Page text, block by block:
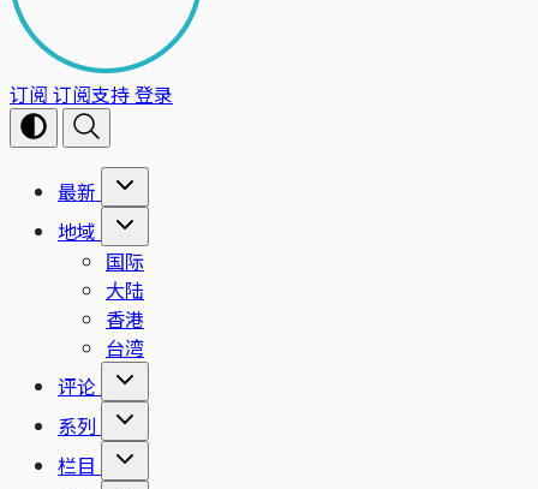
订阅 订阅支持登录
最新
地域
国际
大陆
香港
台湾
评论
系列
栏目